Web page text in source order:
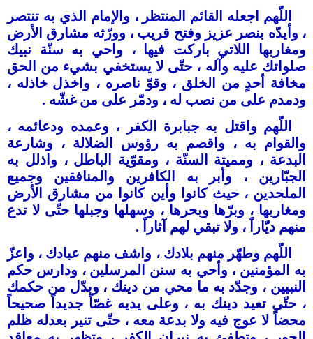
اللّهم اجعله القائم المنتظر ، والإمام الذي به تنتصر
، وأيدّه بنصر عزيز وفتح قريب ، وورّثه مشارق الأرض
ومغاربها اللاتي باركت فيها ، واحي به سنّة نبيك
صلواتك عليه وآله ، حتّى ﻻ يستخفي بشيء من الحق
مخافة أحدٍ من الخلق ، وقوّ ناصره ، واخذل خاذله ،
ودمدم على من نصب له ، ودمّر على من غشّه .
اللّهم واقتل به جبابرة الكفر ، وعمده ودعائمه ،
والقوام به ، واقصم به رؤوس الضلالة ، وشارعة
البدعة ، ومميتة السنّة ، ومقوّية الباطل ، واذلل به
الجبّارين ، وأبر به الكافرين والمنافقين وجميع
الملحدين ، حيث كانوا وأين كانوا من مشارق الأرض
ومغاربها ، وبرّها وبحرها ، وسهلها وجبلها حتّى ﻻ تدع
منهم ديّاراً ، ولا تبقي لهم آثاراً .
اللّهم وطهّر منهم بلادك ، واشف منهم عبادك ، واعزّ
به المؤمنين ، وأحي به سنن المرسلين ، ودارس حكم
النبيين ، وجدّد به ما محي من دينك ، وبدّل من حكمك
، حتّى تعيد دينك به ، وعلى يديه غصّاً جديداً صحيحاً
محضاً ﻻ عوج فيه ولا بدعة معه ، حتّى تنير بعدله ظلم